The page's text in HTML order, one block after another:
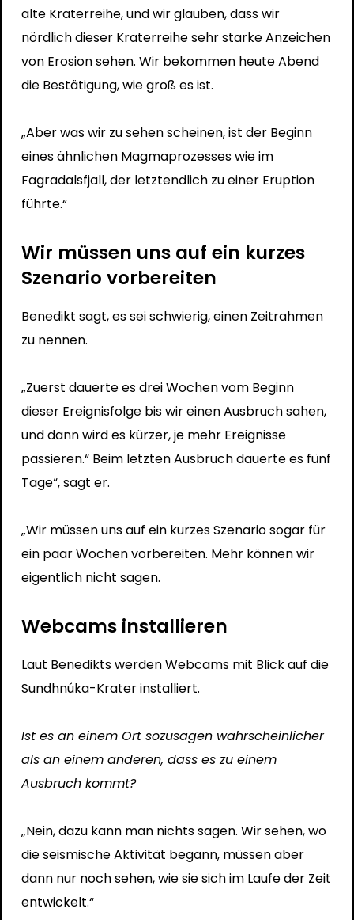
alte Kraterreihe, und wir glauben, dass wir
nördlich dieser Kraterreihe sehr starke Anzeichen
von Erosion sehen. Wir bekommen heute Abend
die Bestätigung, wie groß es ist.
„Aber was wir zu sehen scheinen, ist der Beginn
eines ähnlichen Magmaprozesses wie im
Fagradalsfjall, der letztendlich zu einer Eruption
führte.“
Wir müssen uns auf ein kurzes
Szenario vorbereiten
Benedikt sagt, es sei schwierig, einen Zeitrahmen
zu nennen.
„Zuerst dauerte es drei Wochen vom Beginn
dieser Ereignisfolge bis wir einen Ausbruch sahen,
und dann wird es kürzer, je mehr Ereignisse
passieren.“ Beim letzten Ausbruch dauerte es fünf
Tage“, sagt er.
„Wir müssen uns auf ein kurzes Szenario sogar für
ein paar Wochen vorbereiten. Mehr können wir
eigentlich nicht sagen.
Webcams installieren
Laut Benedikts werden Webcams mit Blick auf die
Sundhnúka-Krater installiert.
Ist es an einem Ort sozusagen wahrscheinlicher
als an einem anderen, dass es zu einem
Ausbruch kommt?
„Nein, dazu kann man nichts sagen. Wir sehen, wo
die seismische Aktivität begann, müssen aber
dann nur noch sehen, wie sie sich im Laufe der Zeit
entwickelt.“